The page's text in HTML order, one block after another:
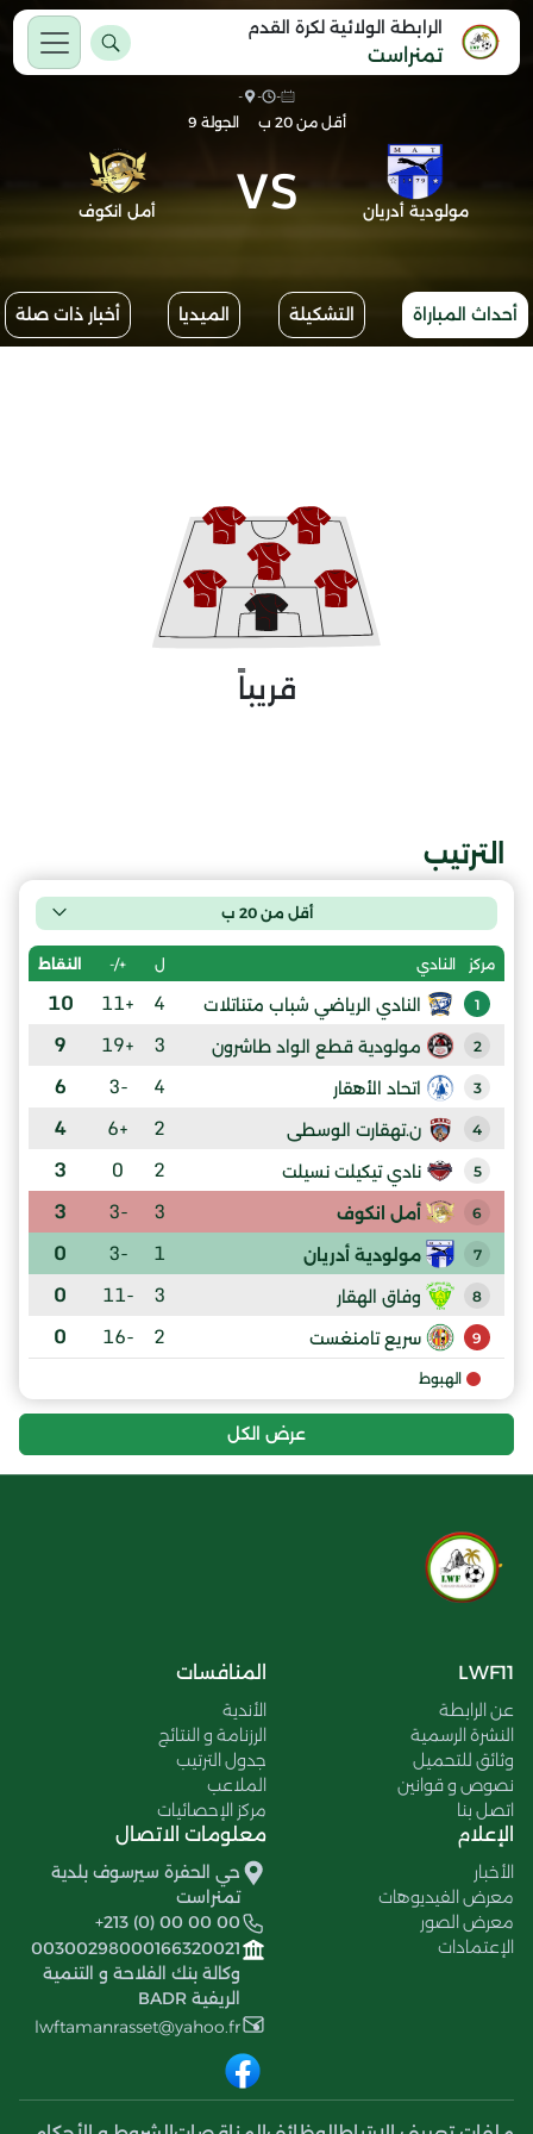
الرابطة الولائية لكرة القدم
تمنراست
-
-
-
أقل من 20 ب
الجولة 9
مولودية أدريان VS أمل انكوف
أحداث المباراة التشكيلة الميديا أخبار ذات صلة
قريباً
الترتيب
أقل من 20 ب
مركز النادي ل +/- النقاط
1 النادي الرياضي شباب متناتلات 4
+11
10
2 مولودية قطع الواد طاشرون 3
+19
9
3 اتحاد الأهقار 4
-3
6
4 ن.تهقارت الوسطى 2
+6
4
5 نادي تيكيلت نسيلت 2
0
3
6 أمل انكوف 3
-3
3
7 مولودية أدريان 1
-3
0
8 وفاق الهقار 3
-11
0
9 سريع تامنغست 2
-16
0
الهبوط
عرض الكل
LWF11
عن الرابطة
النشرة الرسمية
وثائق للتحميل
نصوص و قوانين
اتصل بنا
المنافسات
الأندية
الرزنامة و النتائج
جدول الترتيب
الملاعب
مركز الإحصائيات
الإعلام
الأخبار
معرض الفيديوهات
معرض الصور
الإعتمادات
معلومات الاتصال
حي الحفرة سيرسوف بلدية
تمنراست
+213 (0) 00 00 00
00300298000166320021
وكالة بنك الفلاحة و التنمية
الريفية BADR
lwftamanrasset@yahoo.fr